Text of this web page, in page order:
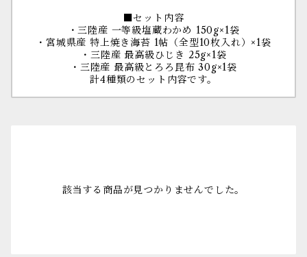
■セット内容
・三陸産 一等級塩蔵わかめ 150g×1袋
・宮城県産 特上焼き海苔 1帖（全型10枚入れ）×1袋
・三陸産 最高級ひじき 25g×1袋
・三陸産 最高級とろろ昆布 30g×1袋
計4種類のセット内容です。
該当する商品が見つかりませんでした。